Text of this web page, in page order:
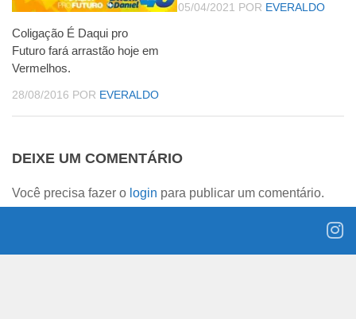
Coligação É Daqui pro
Futuro fará arrastão hoje em
Vermelhos.
28/08/2016 POR EVERALDO
05/04/2021 POR EVERALDO
DEIXE UM COMENTÁRIO
Você precisa fazer o login para publicar um comentário.